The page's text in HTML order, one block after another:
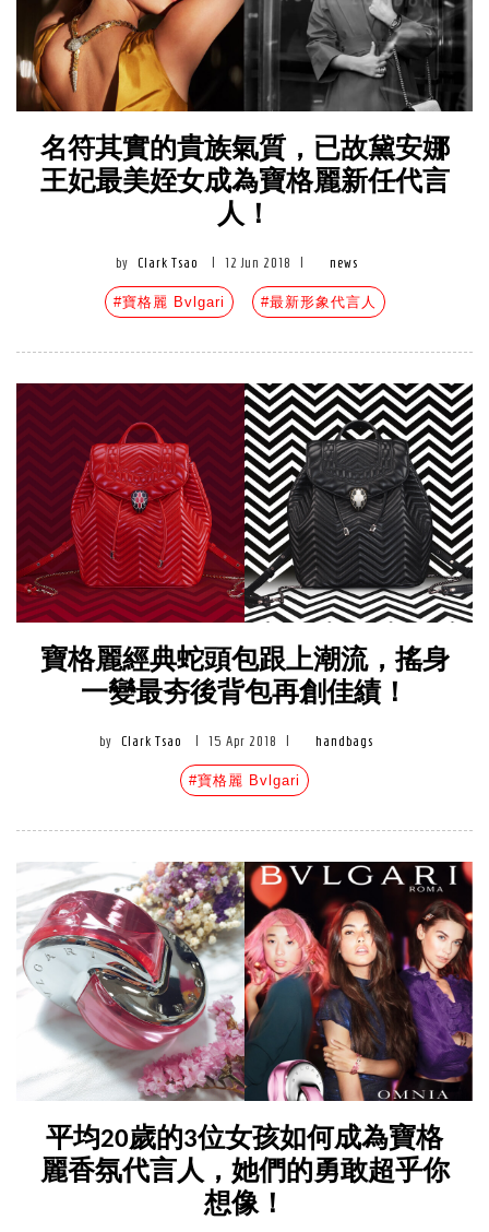
名符其實的貴族氣質，已故黛安娜
王妃最美姪女成為寶格麗新任代言
人！
by Clark Tsao 12 Jun 2018 news
#寶格麗 Bvlgari #最新形象代言人
寶格麗經典蛇頭包跟上潮流，搖身
一變最夯後背包再創佳績！
by Clark Tsao 15 Apr 2018 handbags
#寶格麗 Bvlgari
平均20歲的3位女孩如何成為寶格
麗香氛代言人，她們的勇敢超乎你
想像！